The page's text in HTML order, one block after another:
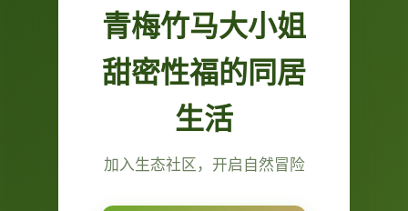
青梅竹马大小姐
甜密性福的同居
生活
加入生态社区，开启自然冒险